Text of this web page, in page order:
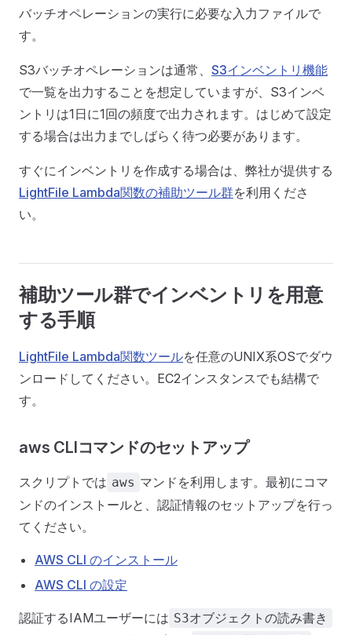
バッチオペレーションの実行に必要な入力ファイルで
す。
S3バッチオペレーションは通常、 S3インベントリ機能
で一覧を出力することを想定していますが、S3インベ
ントリは1日に1回の頻度で出力されます。はじめて設定
する場合は出力までしばらく待つ必要があります。
すぐにインベントリを作成する場合は、弊社が提供する
LightFile Lambda関数の補助ツール群を利用くださ
い。
補助ツール群でインベントリを用意
する手順
LightFile Lambda関数ツールを任意のUNIX系OSでダウ
ンロードしてください。EC2インスタンスでも結構で
す。
aws CLIコマンドのセットアップ
スクリプトでは aws マンドを利用します。最初にコマ
ンドのインストールと、認証情報のセットアップを行っ
てください。
AWS CLI のインストール
AWS CLI の設定
認証するIAMユーザーには S3オブジェクトの読み書き